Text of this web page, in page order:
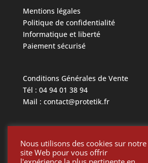
Mentions légales
Politique de confidentialité
Informatique et liberté
Paiement sécurisé
Conditions Générales de Vente
Tél : 04 94 01 38 94
Mail : contact@protetik.fr
Toutes les marques mentionnées ci
appartiennent à leurs propriétaires
Nous utilisons des cookies sur notre
site Web pour vous offrir